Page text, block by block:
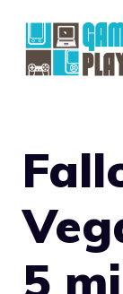
contenuto
5